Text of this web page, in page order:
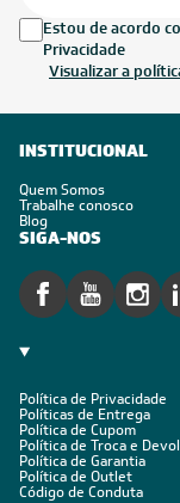
Estou de acordo
Privacidade
Visualizar a
INSTITUCIONAL
Quem Somos
Trabalhe conosco
Blog
SIGA-NOS
Política de Privacidade
Políticas de Entrega
Política de Cupom
Política de Troca e
Política de Garantia
Política de Outlet
Código de Conduta